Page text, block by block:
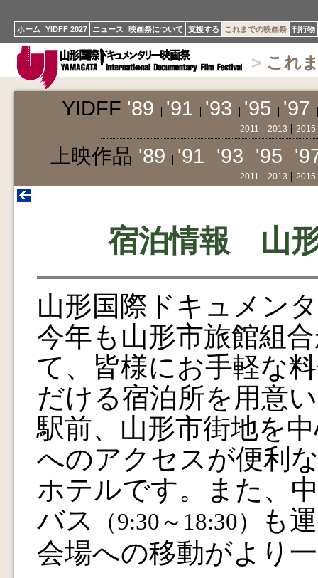
ホーム YIDFF 2027 ニュース 映画祭について 支援する これまでの映画祭 刊行物
> これ
YIDFF '89 '91 '93 '95 '97
2011 2013 2015
上映作品 '89 '91 '93 '95
2011 2013 2015
宿泊情報 山
山形国際ドキュメン
今年も山形市旅館組
て、皆様にお手軽な
だける宿泊所を用意
駅前、山形市街地を
へのアクセスが便利
ホテルです。また、
バス
（9:30～18:30）
も
会場への移動がより